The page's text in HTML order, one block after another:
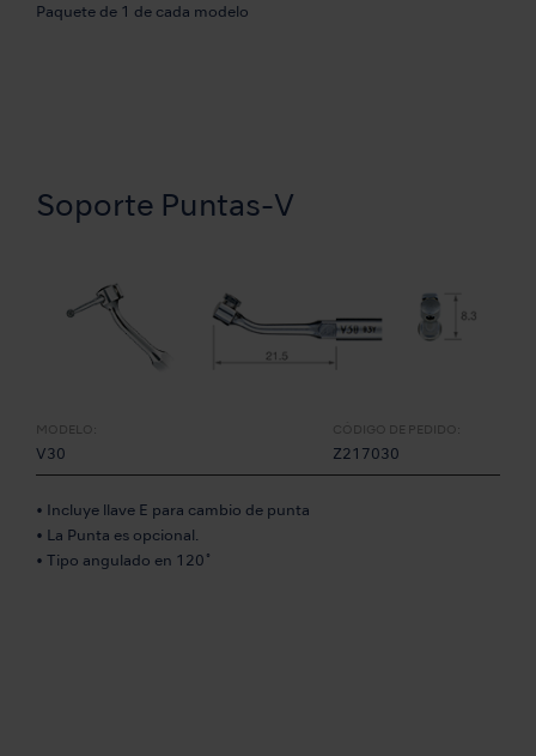
Paquete de 1 de cada modelo
Soporte Puntas-V
MODELO:
V30
CÓDIGO DE PEDIDO:
Z217030
• Incluye llave E para cambio de punta
• La Punta es opcional.
• Tipo angulado en 120˚